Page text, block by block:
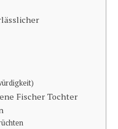
Fischer Tochter